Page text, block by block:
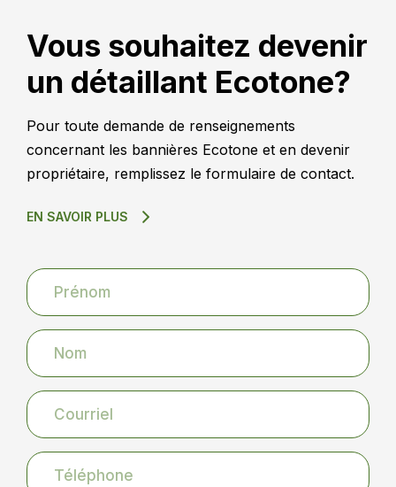
Vous souhaitez devenir
un détaillant Ecotone?
Pour toute demande de renseignements
concernant les bannières Ecotone et en devenir
propriétaire, remplissez le formulaire de contact.
EN SAVOIR PLUS